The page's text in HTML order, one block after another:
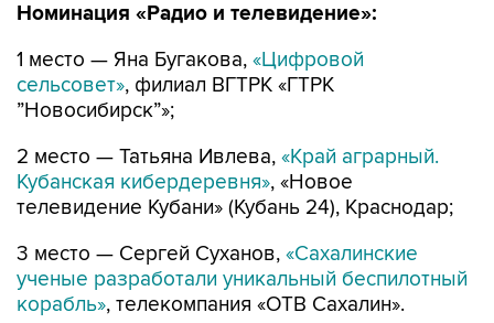
Номинация «Радио и телевидение»:
1 место — Яна Бугакова, «Цифровой
сельсовет», филиал ВГТРК «ГТРК
”Новосибирск”»;
2 место — Татьяна Ивлева, «Край аграрный.
Кубанская кибердеревня», «Новое
телевидение Кубани» (Кубань 24), Краснодар;
3 место — Сергей Суханов, «Сахалинские
ученые разработали уникальный беспилотный
корабль», телекомпания «ОТВ Сахалин».